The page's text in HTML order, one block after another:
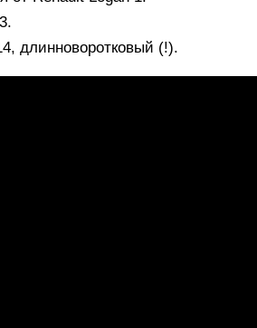
длинноворотковый (!).